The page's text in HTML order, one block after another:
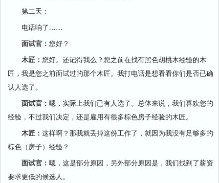
第二天：
电话响了……
面试官： 您好？
木匠： 您好。还记得我么？您之前在找有黑色胡桃木经验的木
匠，我是您之前面试过的那个木匠。我打电话是想看看你们是否已确
认人选了。
面试官： 嗯，实际上我们已有人选了。总体来说，我们喜欢您的
经验，不过我们决定，还是雇用有很多棕色房子经验的木匠。
木匠： 这样啊？那我就丢掉这份工作了，就因为我没有足够多的
棕色（房子）经验？
面试官： 嗯，这是部分原因，另外部分原因是，我们找到了薪资
要求更低的候选人。